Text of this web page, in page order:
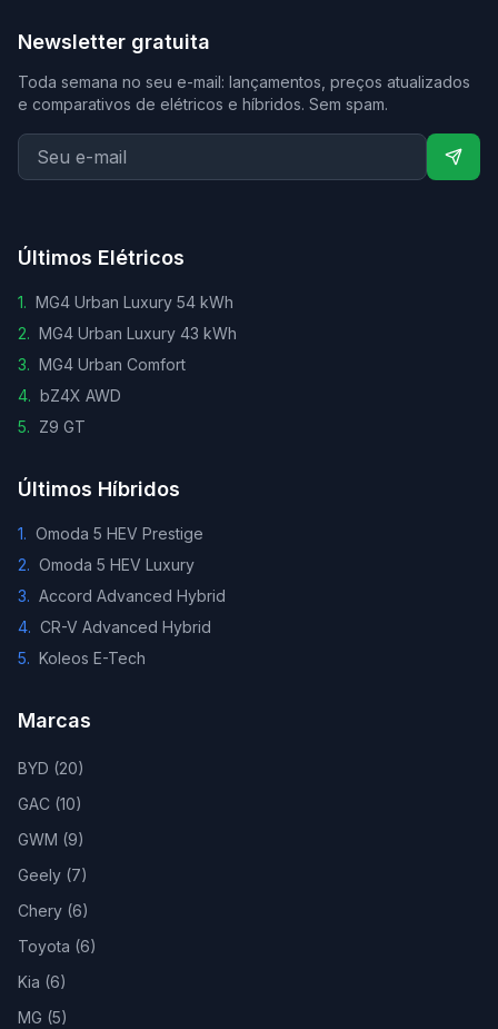
Newsletter gratuita
Toda semana no seu e-mail: lançamentos, preços atualizados
e comparativos de elétricos e híbridos. Sem spam.
Últimos Elétricos
1. MG4 Urban Luxury 54 kWh
2. MG4 Urban Luxury 43 kWh
3. MG4 Urban Comfort
4. bZ4X AWD
5. Z9 GT
Últimos Híbridos
1. Omoda 5 HEV Prestige
2. Omoda 5 HEV Luxury
3. Accord Advanced Hybrid
4. CR-V Advanced Hybrid
5. Koleos E-Tech
Marcas
BYD (20)
GAC (10)
GWM (9)
Geely (7)
Chery (6)
Toyota (6)
Kia (6)
MG (5)